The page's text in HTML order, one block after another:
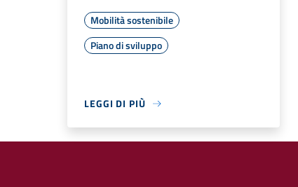
Mobilità sostenibile
Piano di sviluppo
LEGGI DI PIÙ